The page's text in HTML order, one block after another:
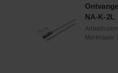
NA-K-2L
Merknaam: